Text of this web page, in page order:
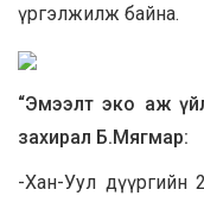
үргэлжилж байна.
“Эмээлт эко аж
захирал Б.Мягмар:
-Хан-Уул дүүргийн